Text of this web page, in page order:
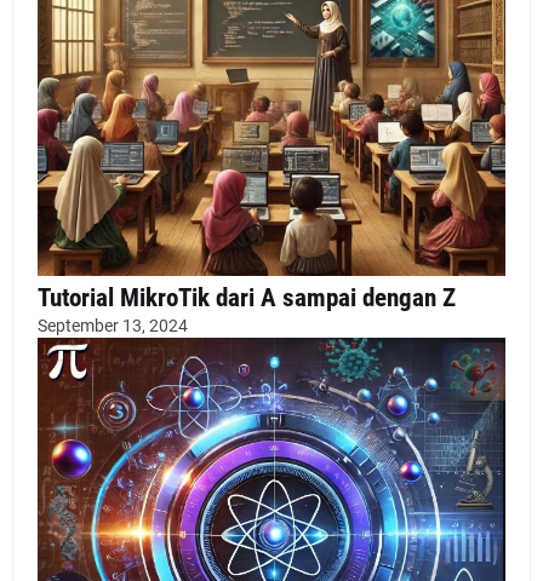
Tutorial MikroTik dari A sampai dengan Z
September 13, 2024